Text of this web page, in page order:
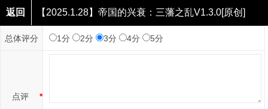
返回 【2025.1.28】帝国的兴衰：三藩之乱V1.3.0[原创]
点评
总体评分 1分 2分 3分 4分 5分
*
点评